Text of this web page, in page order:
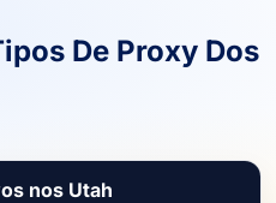
De Proxy Dos
nos Utah